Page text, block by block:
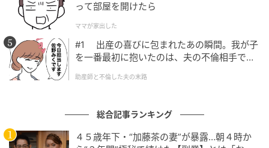
って部屋を開けたら
ママが家出した
#1 出産の喜びに包まれたあの瞬間。我が子
を一番最初に抱いたのは、夫の不倫相手でし
助産師と不倫した夫の末路
総合記事ランキング
４５歳年下・“加藤茶の妻”が暴露…朝４時か